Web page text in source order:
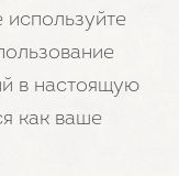
используйте
в настоящую
как ваше